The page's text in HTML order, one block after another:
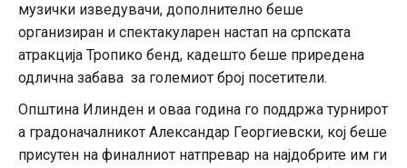
музички изведувачи, дополнително беше
организиран и спектакуларен настап на српската
атракција Тропико бенд, кадешто беше приредена
одлична забава за големиот број посетители.
Општина Илинден и оваа година го поддржа турнирот
а градоначалникот Александар Георгиевски, кој беше
присутен на финалниот натпревар на најдобрите им ги